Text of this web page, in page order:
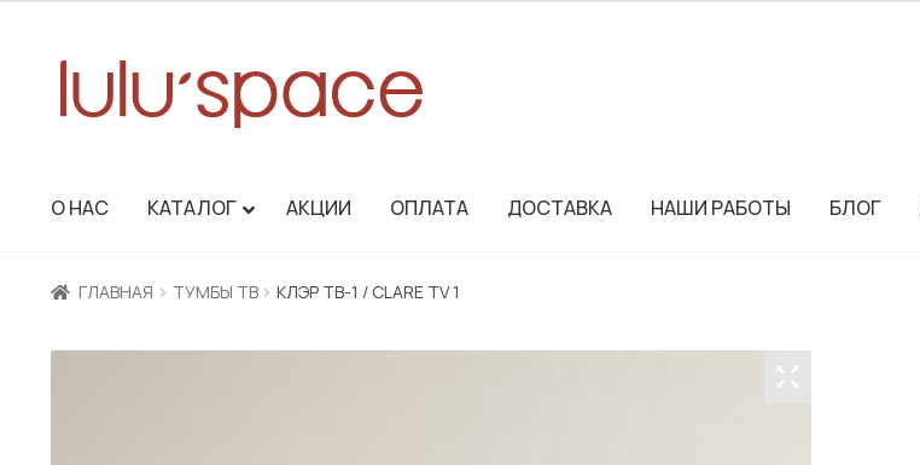
О НАС КАТАЛОГ АКЦИИ ОПЛАТА ДОСТАВКА НАШИ РАБОТЫ БЛОГ
ГЛАВНАЯ ТУМБЫ ТВ КЛЭР ТВ-1 / CLARE TV 1
–
122